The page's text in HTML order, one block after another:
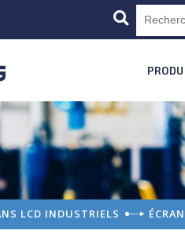
LCD INDUSTRIELS